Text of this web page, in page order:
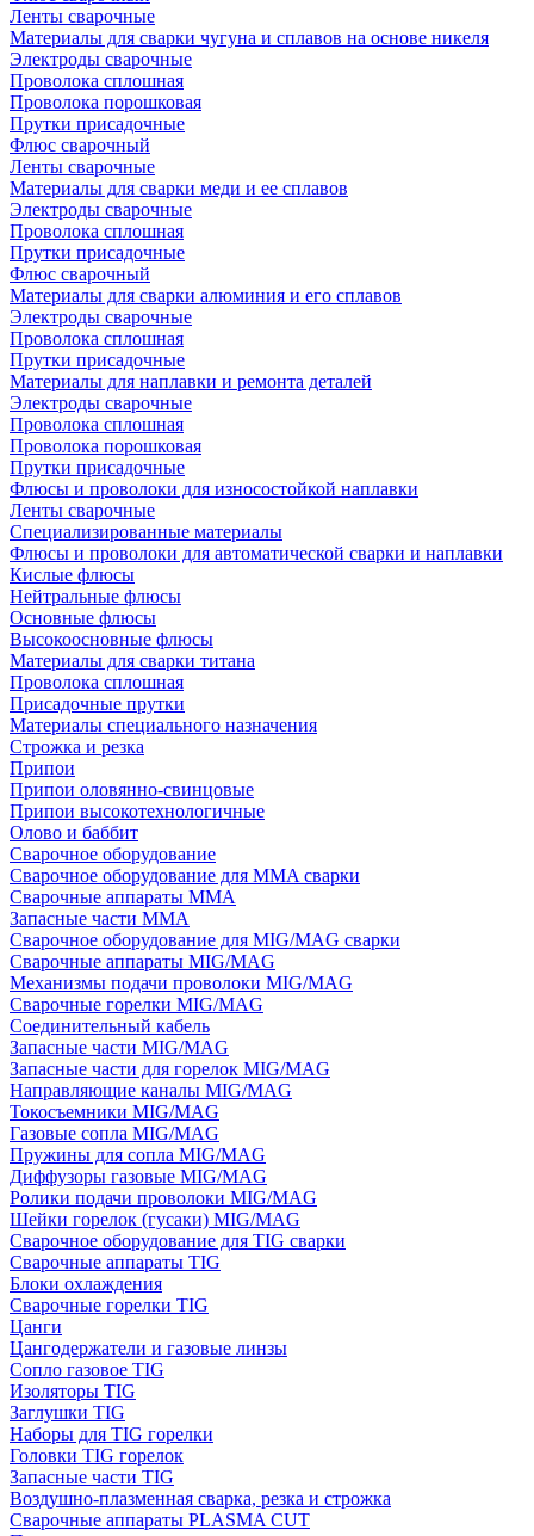
Ленты сварочные
Материалы для сварки чугуна и сплавов на основе никеля
Электроды сварочные
Проволока сплошная
Проволока порошковая
Прутки присадочные
Флюс сварочный
Ленты сварочные
Материалы для сварки меди и ее сплавов
Электроды сварочные
Проволока сплошная
Прутки присадочные
Флюс сварочный
Материалы для сварки алюминия и его сплавов
Электроды сварочные
Проволока сплошная
Прутки присадочные
Материалы для наплавки и ремонта деталей
Электроды сварочные
Проволока сплошная
Проволока порошковая
Прутки присадочные
Флюсы и проволоки для износостойкой наплавки
Ленты сварочные
Специализированные материалы
Флюсы и проволоки для автоматической сварки и наплавки
Кислые флюсы
Нейтральные флюсы
Основные флюсы
Высокоосновные флюсы
Материалы для сварки титана
Проволока сплошная
Присадочные прутки
Материалы специального назначения
Строжка и резка
Припои
Припои оловянно-свинцовые
Припои высокотехнологичные
Олово и баббит
Сварочное оборудование
Сварочное оборудование для MMA сварки
Сварочные аппараты MMA
Запасные части MMA
Сварочное оборудование для MIG/MAG сварки
Сварочные аппараты MIG/MAG
Механизмы подачи проволоки MIG/MAG
Сварочные горелки MIG/MAG
Соединительный кабель
Запасные части MIG/MAG
Запасные части для горелок MIG/MAG
Направляющие каналы MIG/MAG
Токосъемники MIG/MAG
Газовые сопла MIG/MAG
Пружины для сопла MIG/MAG
Диффузоры газовые MIG/MAG
Ролики подачи проволоки MIG/MAG
Шейки горелок (гусаки) MIG/MAG
Сварочное оборудование для TIG сварки
Сварочные аппараты TIG
Блоки охлаждения
Сварочные горелки TIG
Цанги
Цангодержатели и газовые линзы
Сопло газовое TIG
Изоляторы TIG
Заглушки TIG
Наборы для TIG горелки
Головки TIG горелок
Запасные части TIG
Воздушно-плазменная сварка, резка и строжка
Сварочные аппараты PLASMA CUT